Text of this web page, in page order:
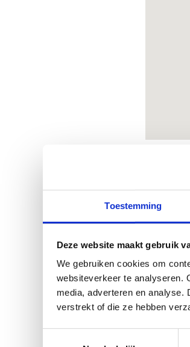
Toestemming
Deze website maakt gebruik
We gebruiken cookies om
websiteverkeer te analyseren.
media, adverteren en analyse.
verstrekt of die ze hebben
Kom
Via